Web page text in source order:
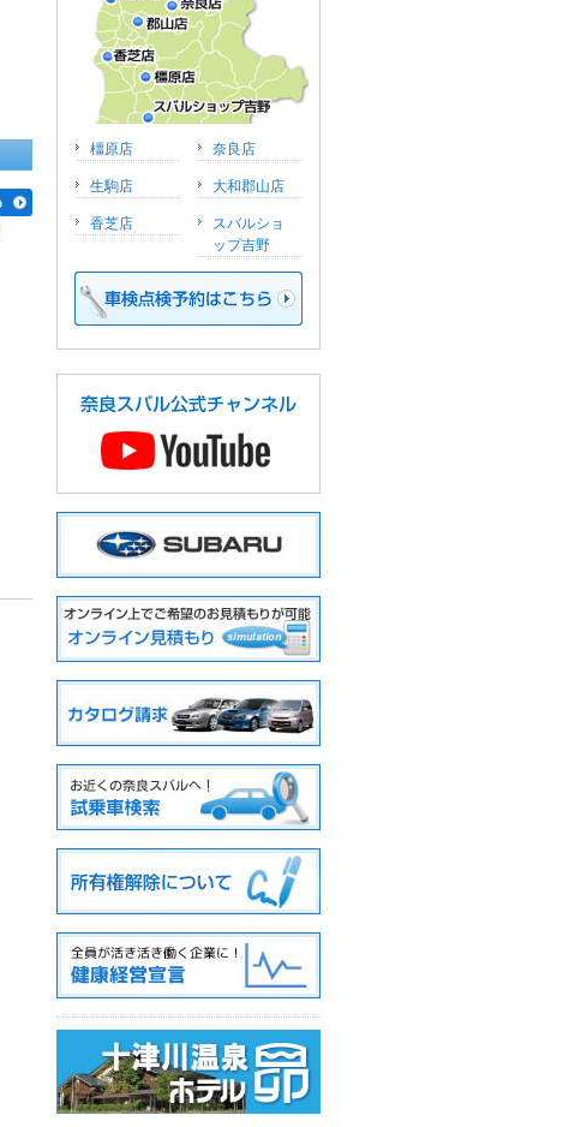
橿原店 奈良店
生駒店 大和郡山店
香芝店
スバルショ
ップ吉野